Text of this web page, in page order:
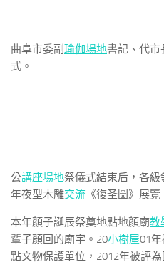
曲阜市委副 瑜伽場地書記、代市
式。
公講座場地祭儀式結束后，各
年夜型木雕交流 《復圣圖》展覽
本年顏子誕辰祭奠地點地顏廟教
輩子顏回的廟宇。20小樹屋01
點文物保護單位，2012年被評為